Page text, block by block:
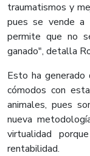
traumatismos y
pues se vende a
permite que no
ganado", detalla
Esto ha
cómodos con
animales, pues
nueva
virtualidad
rentabilidad.